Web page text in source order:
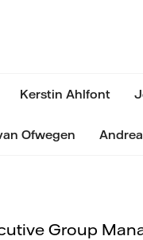
Kerstin Ahlfont
Ofwegen
Group